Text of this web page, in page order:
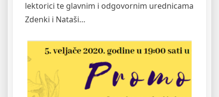
lektorici te glavnim i odgovornim urednicama
Zdenki i Nataši…